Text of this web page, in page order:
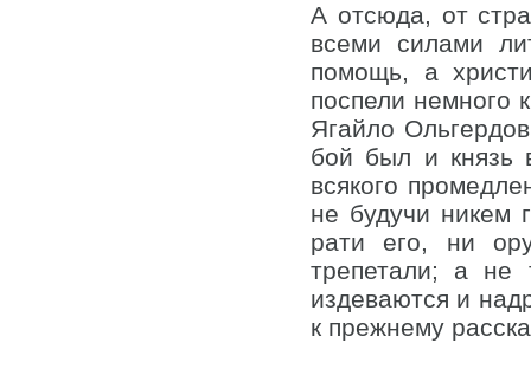
А отсюда, от
всеми силами
помощь, а
поспели немного
Ягайло
бой был и князь
всякого
не будучи никем
рати его, ни
трепетали; а
издеваются и
к прежнему